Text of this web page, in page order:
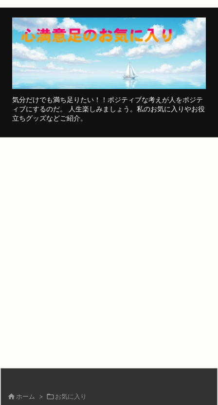
気分だけでも満ち足りたい！！ポジティブな考えが人をポジテ
ィブにするのだ。 人生楽しみましょう。私のお気に入りやお役
立ちグッズなどご紹介。
 ホーム > お気に入り